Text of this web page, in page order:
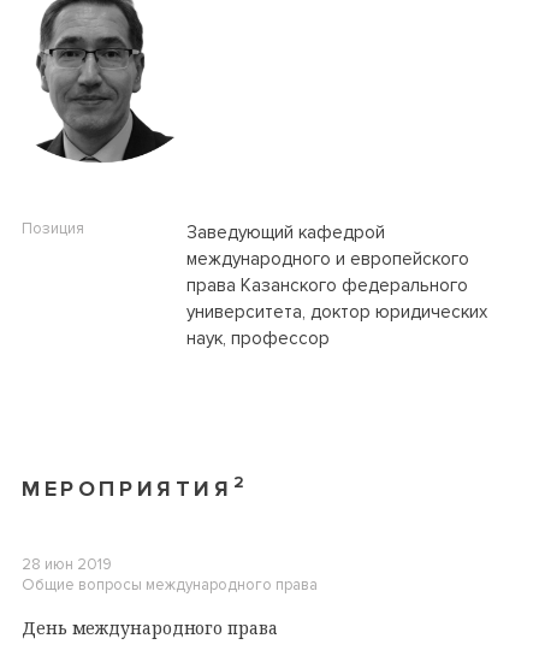
Позиция
Заведующий кафедрой
международного и европейского
права Казанского федерального
университета, доктор юридических
наук, профессор
МЕРОПРИЯТИЯ 2
28 июн 2019
Общие вопросы международного права
День международного права